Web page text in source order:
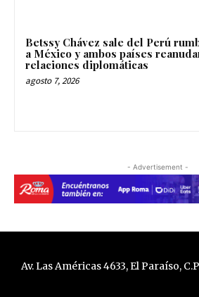
Betssy Chávez sale del Perú
a México y ambos países
relaciones diplomáticas
agosto 7, 2026
- Advertisement -
Av. Las Américas 4633, El Paraíso,